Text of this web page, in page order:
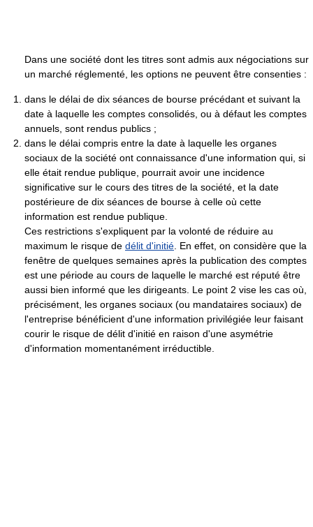
Dans une société dont les titres sont admis aux négociations sur
un marché réglementé, les options ne peuvent être consenties :
dans le délai de dix séances de bourse précédant et suivant la
date à laquelle les comptes consolidés, ou à défaut les comptes
annuels, sont rendus publics ;
dans le délai compris entre la date à laquelle les organes
sociaux de la société ont connaissance d'une information qui, si
elle était rendue publique, pourrait avoir une incidence
significative sur le cours des titres de la société, et la date
postérieure de dix séances de bourse à celle où cette
information est rendue publique.
Ces restrictions s'expliquent par la volonté de réduire au
maximum le risque de délit d'initié. En effet, on considère que la
fenêtre de quelques semaines après la publication des comptes
est une période au cours de laquelle le marché est réputé être
aussi bien informé que les dirigeants. Le point 2 vise les cas où,
précisément, les organes sociaux (ou mandataires sociaux) de
l'entreprise bénéficient d'une information privilégiée leur faisant
courir le risque de délit d'initié en raison d'une asymétrie
d'information momentanément irréductible.